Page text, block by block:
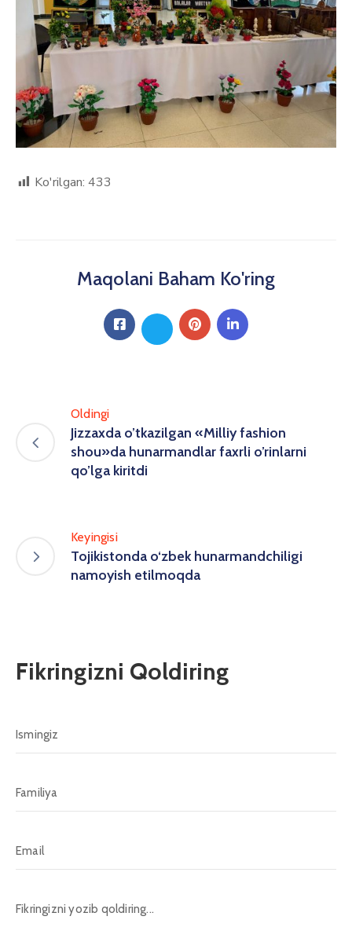
Ko'rilgan: 433
Maqolani Baham Ko'ring
Oldingi
Jizzaxda o’tkazilgan «Milliy fashion
shou»da hunarmandlar faxrli o’rinlarni
qo’lga kiritdi
Keyingisi
Tojikistonda o‘zbek hunarmandchiligi
namoyish etilmoqda
Fikringizni Qoldiring